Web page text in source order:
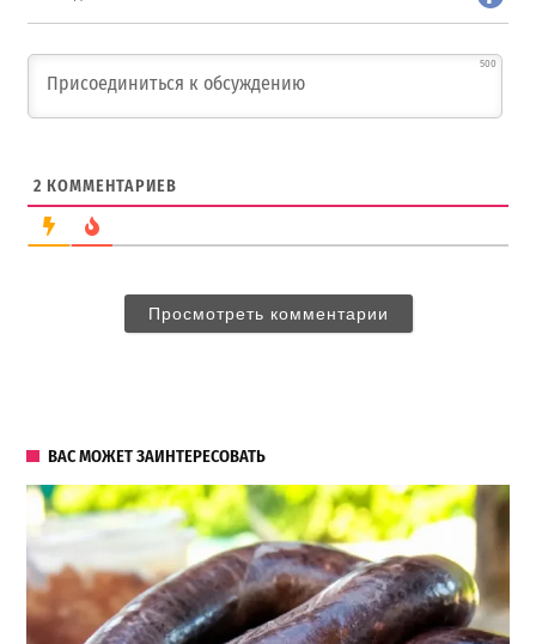
500
2 КОММЕНТАРИЕВ
Просмотреть комментарии
ВАС МОЖЕТ ЗАИНТЕРЕСОВАТЬ